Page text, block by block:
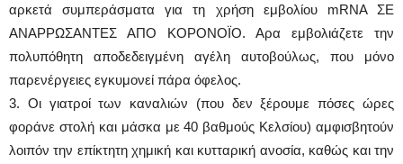
αρκετά συμπεράσματα για τη χρήση εμβολίου mRNA ΣΕ
ΑΝΑΡΡΩΣΑΝΤΕΣ ΑΠΟ ΚΟΡΟΝΟΪΟ. Αρα εμβολιάζετε την
πολυπόθητη αποδεδειγμένη αγέλη αυτοβούλως, που μόνο
παρενέργειες εγκυμονεί πάρα όφελος.
3. Οι γιατροί των καναλιών (που δεν ξέρουμε πόσες ώρες
φοράνε στολή και μάσκα με 40 βαθμούς Κελσίου) αμφισβητούν
λοιπόν την επίκτητη χημική και κυτταρική ανοσία, καθώς και την